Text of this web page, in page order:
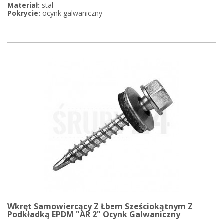
Materiał: stal
Pokrycie: ocynk galwaniczny
Wkręt Samowiercący Z Łbem Sześciokątnym Z
Podkładką EPDM "AR 2" Ocynk Galwaniczny